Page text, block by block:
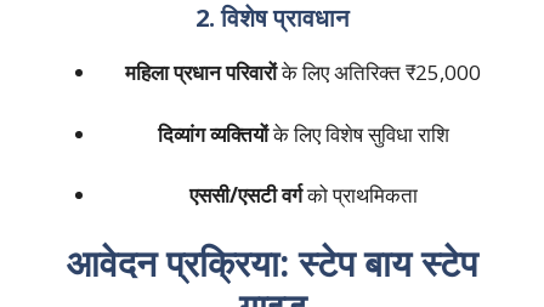
2. विशेष प्रावधान
महिला प्रधान परिवारोंके लिए अतिरिक्त ₹25,000
दिव्यांग व्यक्तियोंके लिए विशेष सुविधा राशि
एससी/एसटी वर्गको प्राथमिकता
आवेदन प्रक्रिया: स्टेप बाय स्टेप